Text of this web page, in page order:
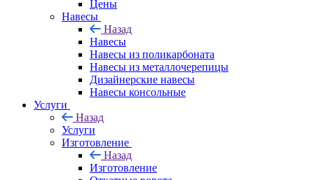
Цены
Навесы
Назад
Навесы
Навесы из поликарбоната
Навесы из металлочерепицы
Дизайнерские навесы
Навесы консольные
Услуги
Назад
Услуги
Изготовление
Назад
Изготовление